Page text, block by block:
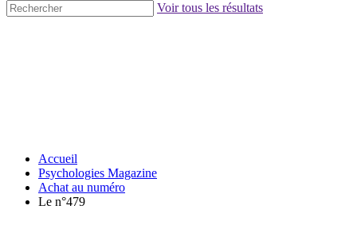
Voir tous les résultats
Accueil
Psychologies Magazine
Achat au numéro
Le n°479